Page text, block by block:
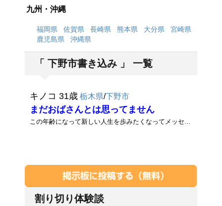
九州・沖縄
福岡県 佐賀県 長崎県 熊本県 大分県
宮崎県
鹿児島県
沖縄県
「 下野市書き込み 」 一覧
キノコ 31歳 栃木県/下野市
まだおばさんとは思ってません
この年齢になって新しい人生を歩みたくなってメッセージを出しました。お互いが相手を思いやる気持ちを大事に出来るような交際･･･
割り切り体験談